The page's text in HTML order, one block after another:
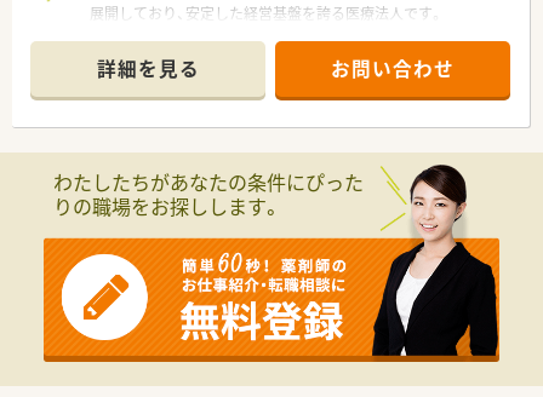
展開しており、安定した経営基盤を誇る医療法人です。
い柔軟な対応と、患者様一人ひとりに寄り添う姿勢が特徴です。
■薬剤師の教育や福利厚生の充実に力を入れており、職員が長く
安心して働き続けられる環境づくりを常に追求しています。
■JR五能線の鰺ケ沢駅から徒歩13分ほどの場所に位置してお
り、お車での通勤も可能な利便性の高い環境が整っています。
■近隣の総合病院から内科や外科を含む多科目の処方箋を応需
しており、幅広い知識を習得することが可能です。
■薬剤師複数名体制で業務を分担しており、事務スタッフとの連
携も円滑で、一人ひとりの負担が少ない体制を構築しています。
【求人情報について】
■正社員として安定して働きたい方を募集しており、年収は440
万円から最大800万円という高待遇での提示が可能です。
■昇給は年1回、賞与は年2回で合計3.5ヶ月分の実績があるな
詳細を見る お問い合わせ
わたしたちがあなたの条件にぴった
りの職場をお探しします。